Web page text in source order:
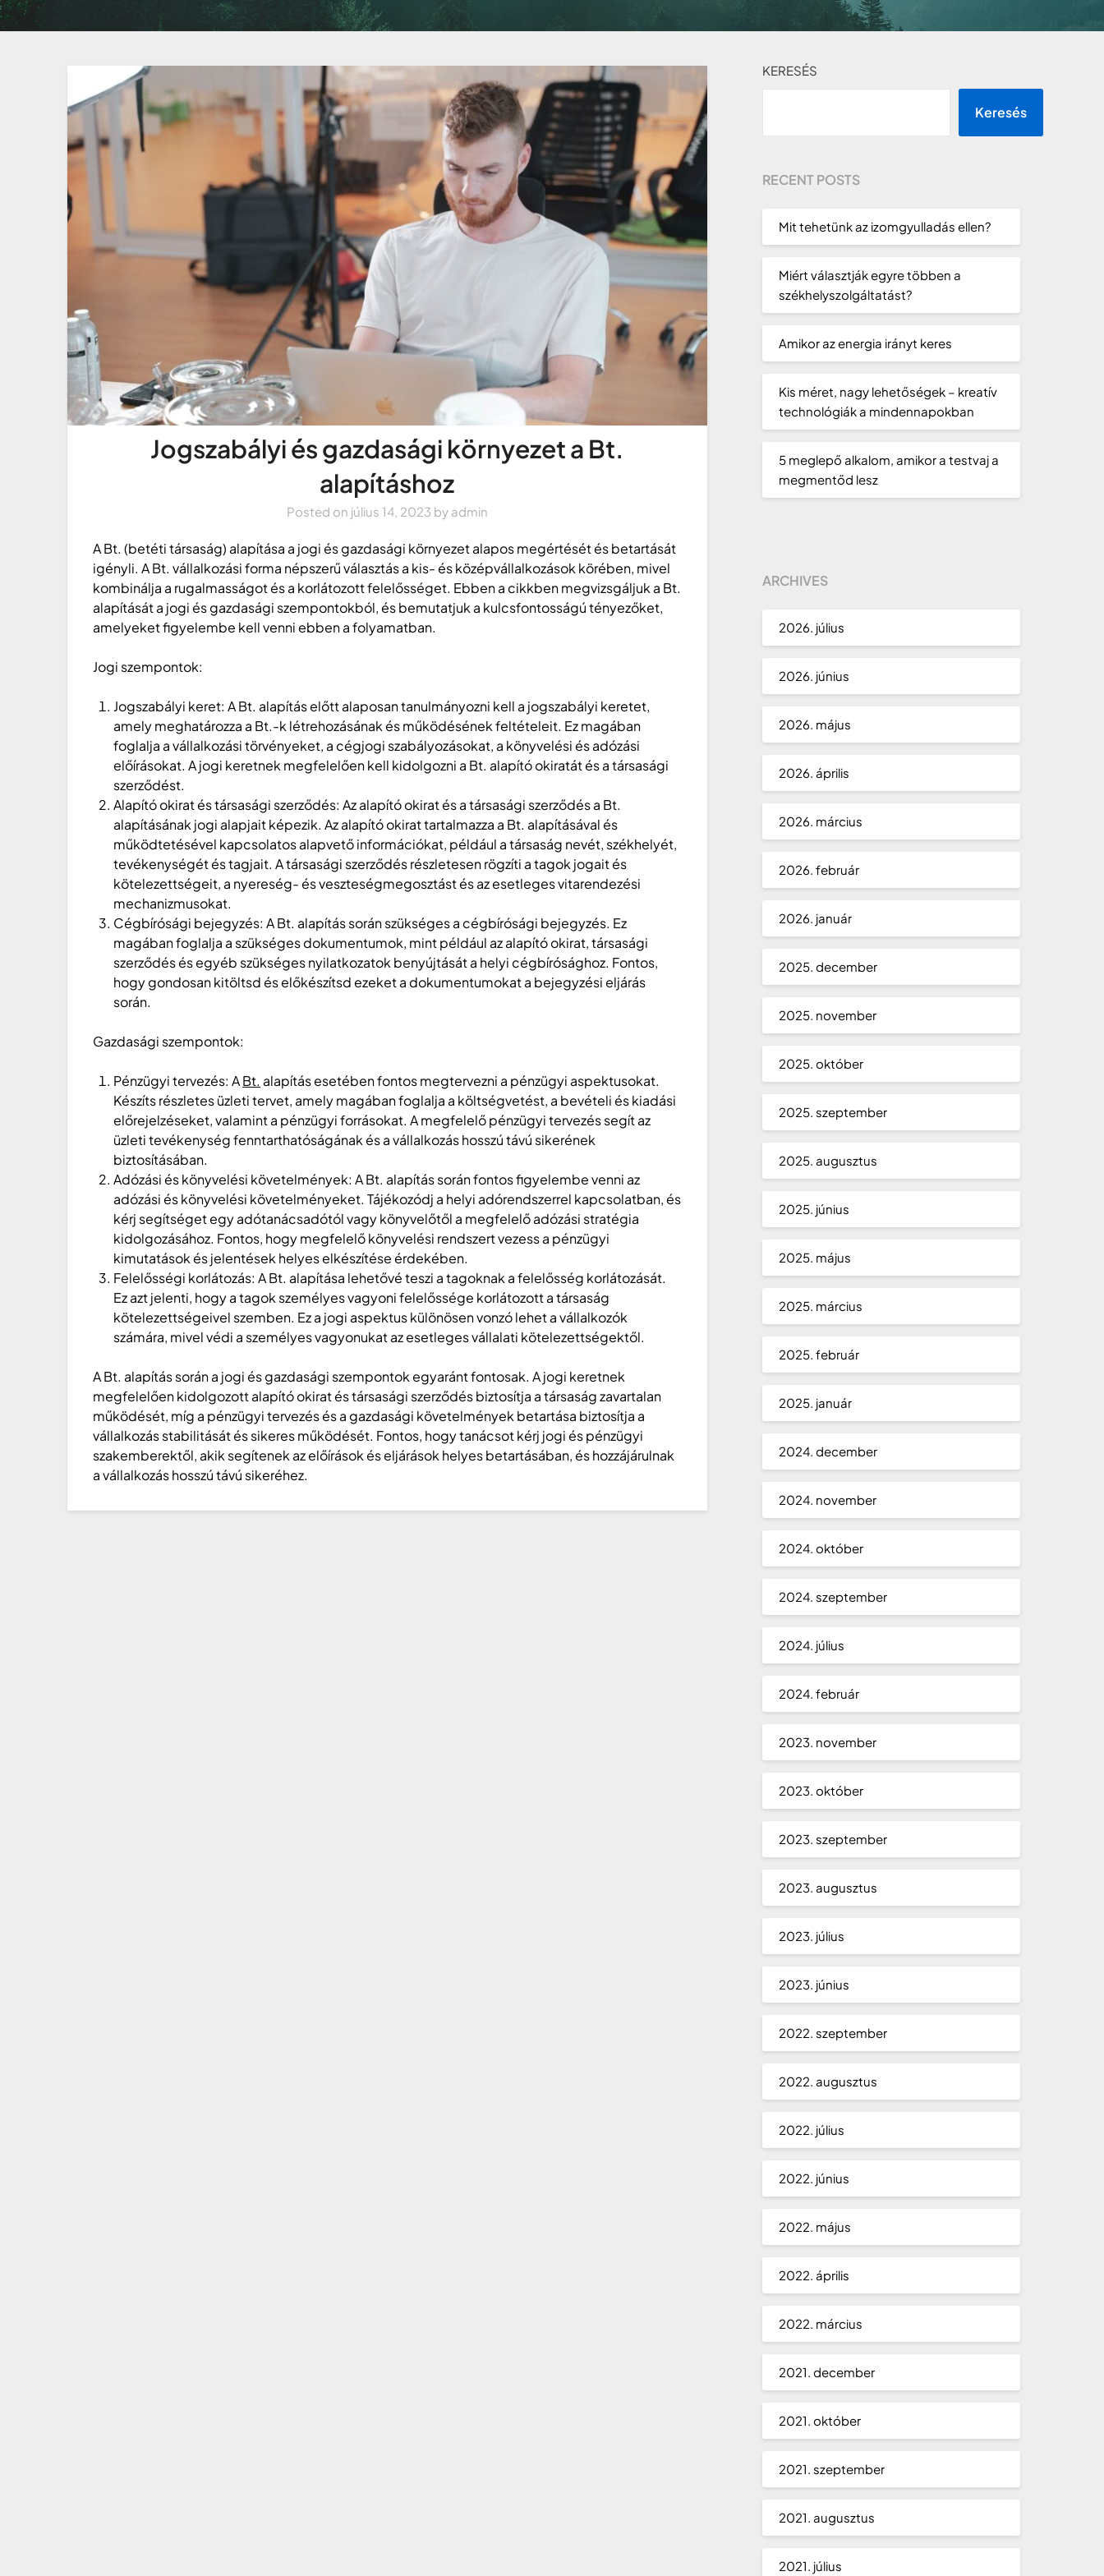
Jogszabályi és gazdasági környezet a Bt.
alapításhoz
Posted on július 14, 2023 by admin
A Bt. (betéti társaság) alapítása a jogi és gazdasági környezet alapos megértését és betartását
igényli. A Bt. vállalkozási forma népszerű választás a kis- és középvállalkozások körében, mivel
kombinálja a rugalmasságot és a korlátozott felelősséget. Ebben a cikkben megvizsgáljuk a Bt.
alapítását a jogi és gazdasági szempontokból, és bemutatjuk a kulcsfontosságú tényezőket,
amelyeket figyelembe kell venni ebben a folyamatban.
Jogi szempontok:
Jogszabályi keret: A Bt. alapítás előtt alaposan tanulmányozni kell a jogszabályi keretet,
amely meghatározza a Bt.-k létrehozásának és működésének feltételeit. Ez magában
foglalja a vállalkozási törvényeket, a cégjogi szabályozásokat, a könyvelési és adózási
előírásokat. A jogi keretnek megfelelően kell kidolgozni a Bt. alapító okiratát és a társasági
szerződést.
Alapító okirat és társasági szerződés: Az alapító okirat és a társasági szerződés a Bt.
alapításának jogi alapjait képezik. Az alapító okirat tartalmazza a Bt. alapításával és
működtetésével kapcsolatos alapvető információkat, például a társaság nevét, székhelyét,
tevékenységét és tagjait. A társasági szerződés részletesen rögzíti a tagok jogait és
kötelezettségeit, a nyereség- és veszteségmegosztást és az esetleges vitarendezési
mechanizmusokat.
Cégbírósági bejegyzés: A Bt. alapítás során szükséges a cégbírósági bejegyzés. Ez
magában foglalja a szükséges dokumentumok, mint például az alapító okirat, társasági
szerződés és egyéb szükséges nyilatkozatok benyújtását a helyi cégbírósághoz. Fontos,
hogy gondosan kitöltsd és előkészítsd ezeket a dokumentumokat a bejegyzési eljárás
során.
Gazdasági szempontok:
Pénzügyi tervezés: ABt. alapítás esetében fontos megtervezni a pénzügyi aspektusokat.
Készíts részletes üzleti tervet, amely magában foglalja a költségvetést, a bevételi és kiadási
előrejelzéseket, valamint a pénzügyi forrásokat. A megfelelő pénzügyi tervezés segít az
üzleti tevékenység fenntarthatóságának és a vállalkozás hosszú távú sikerének
biztosításában.
Adózási és könyvelési követelmények: A Bt. alapítás során fontos figyelembe venni az
adózási és könyvelési követelményeket. Tájékozódj a helyi adórendszerrel kapcsolatban, és
kérj segítséget egy adótanácsadótól vagy könyvelőtől a megfelelő adózási stratégia
kidolgozásához. Fontos, hogy megfelelő könyvelési rendszert vezess a pénzügyi
kimutatások és jelentések helyes elkészítése érdekében.
Felelősségi korlátozás: A Bt. alapítása lehetővé teszi a tagoknak a felelősség korlátozását.
Ez azt jelenti, hogy a tagok személyes vagyoni felelőssége korlátozott a társaság
kötelezettségeivel szemben. Ez a jogi aspektus különösen vonzó lehet a vállalkozók
számára, mivel védi a személyes vagyonukat az esetleges vállalati kötelezettségektől.
A Bt. alapítás során a jogi és gazdasági szempontok egyaránt fontosak. A jogi keretnek
megfelelően kidolgozott alapító okirat és társasági szerződés biztosítja a társaság zavartalan
működését, míg a pénzügyi tervezés és a gazdasági követelmények betartása biztosítja a
vállalkozás stabilitását és sikeres működését. Fontos, hogy tanácsot kérj jogi és pénzügyi
szakemberektől, akik segítenek az előírások és eljárások helyes betartásában, és hozzájárulnak
a vállalkozás hosszú távú sikeréhez.
KERESÉS
Keresés
RECENT POSTS
Mit tehetünk az izomgyulladás ellen?
Miért választják egyre többen a
székhelyszolgáltatást?
Amikor az energia irányt keres
Kis méret, nagy lehetőségek – kreatív
technológiák a mindennapokban
5 meglepő alkalom, amikor a testvaj a
megmentőd lesz
ARCHIVES
2026. július
2026. június
2026. május
2026. április
2026. március
2026. február
2026. január
2025. december
2025. november
2025. október
2025. szeptember
2025. augusztus
2025. június
2025. május
2025. március
2025. február
2025. január
2024. december
2024. november
2024. október
2024. szeptember
2024. július
2024. február
2023. november
2023. október
2023. szeptember
2023. augusztus
2023. július
2023. június
2022. szeptember
2022. augusztus
2022. július
2022. június
2022. május
2022. április
2022. március
2021. december
2021. október
2021. szeptember
2021. augusztus
2021. július